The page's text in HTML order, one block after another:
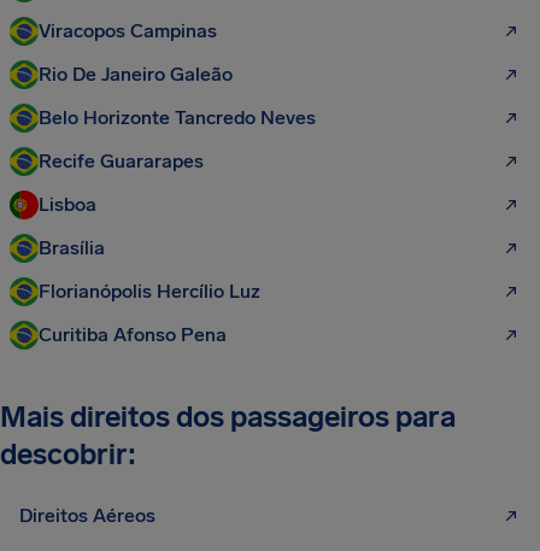
Viracopos Campinas
Rio De Janeiro Galeão
Belo Horizonte Tancredo Neves
Recife Guararapes
Lisboa
Brasília
Florianópolis Hercílio Luz
Curitiba Afonso Pena
Mais direitos dos passageiros para
descobrir:
Direitos Aéreos